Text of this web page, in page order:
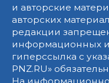
и авторские
авторских
редакции
информационных
гиперссылка с
PNZ.RU»